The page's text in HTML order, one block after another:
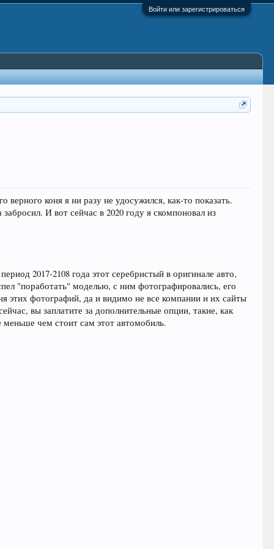
Войти или зарегистрироваться
коня я ни разу не удосужился, как-то показать.
И вот сейчас в 2020 году я скомпоновал из
2017-2108 года этот серебристый в оригинале авто,
"поработать" моделью, с ним фотографировались, его
этих фотографий, да и видимо не все компании и их сайты
вы заплатите за дополнительные опции, такие, как
чем стоит сам этот автомобиль.